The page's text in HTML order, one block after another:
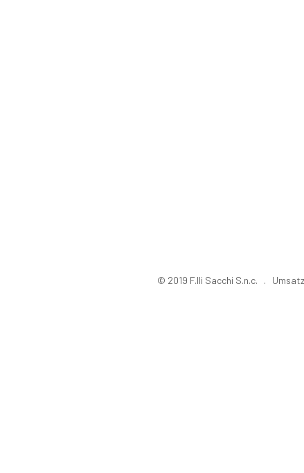
© 2019 F.lli Sacchi S.n.c. .